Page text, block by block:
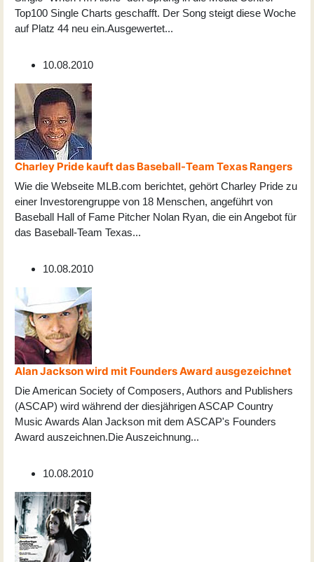
Top100 Single Charts geschafft. Der Song steigt diese Woche
auf Platz 44 neu ein.Ausgewertet...
10.08.2010
Charley Pride kauft das Baseball-Team Texas Rangers
Wie die Webseite MLB.com berichtet, gehört Charley Pride zu
einer Investorengruppe von 18 Menschen, angeführt von
Baseball Hall of Fame Pitcher Nolan Ryan, die ein Angebot für
das Baseball-Team Texas...
10.08.2010
Alan Jackson wird mit Founders Award ausgezeichnet
Die American Society of Composers, Authors and Publishers
(ASCAP) wird während der diesjährigen ASCAP Country
Music Awards Alan Jackson mit dem ASCAP's Founders
Award auszeichnen.Die Auszeichnung...
10.08.2010